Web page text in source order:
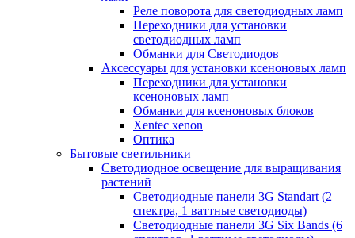
Реле поворота для светодиодных ламп
Переходники для установки
светодиодных ламп
Обманки для Светодиодов
Аксессуары для установки ксеноновых ламп
Переходники для установки
ксеноновых ламп
Обманки для ксеноновых блоков
Xentec xenon
Оптика
Бытовые светильники
Светодиодное освещение для выращивания
растений
Cветодиодные панели 3G Standart (2
спектра, 1 ваттные светодиоды)
Светодиодные панели 3G Six Bands (6